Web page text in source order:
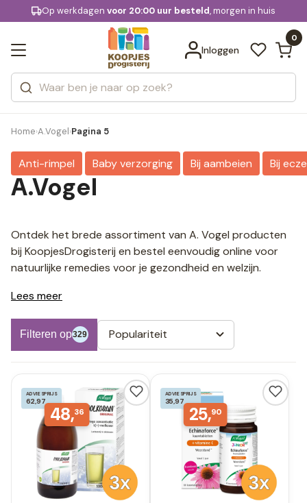
KD.
extra voor 20:00 uur besteld
Gratis bezorgingvanaf € 74,95
Inloggen
0
Zoeken
Categorieën
Merken
Bekijk alle resultaten
Home›A.Vogel›Pagina 5
Anti-rimpel Baby verzorging Bij aambeien Bij
A.Vogel
Ontdek het brede assortiment van A. Vogel producten
bij KoopjesDrogisterij en bestel eenvoudig online voor
natuurlijke remedies voor je gezondheid en welzijn.
Lees meer
Filteren op329 Populariteit
ADVIESPRIJS
62,97
48,36
ADVIESPRIJS
35,97
25,90